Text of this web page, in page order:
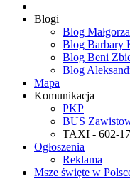
Blogi
Blog
Blog Barbary
Blog Beni
Blog
Mapa
Komunikacja
PKP
BUS
TAXI - 602-
Ogłoszenia
Reklama
Msze święte w